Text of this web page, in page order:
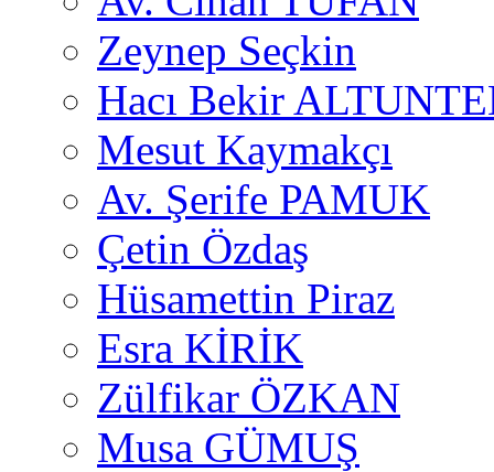
Zeynep Seçkin
Hacı Bekir
Mesut Kaymakçı
Av. Şerife PAMUK
Çetin Özdaş
Hüsamettin Piraz
Esra KİRİK
Zülfikar ÖZKAN
Musa GÜMUŞ